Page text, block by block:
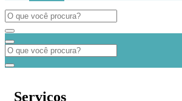
Serviços